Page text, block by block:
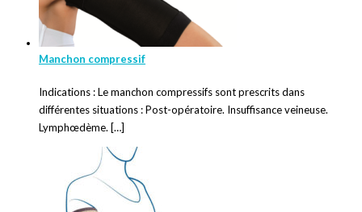
Manchon compressif
Indications : Le manchon compressifs sont prescrits dans
différentes situations : Post-opératoire. Insuffisance veineuse.
Lymphœdème. […]